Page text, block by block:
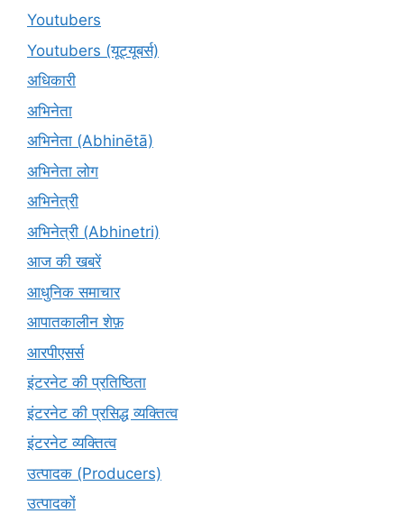
Youtubers
Youtubers (यूट्यूबर्स)
अधिकारी
अभिनेता
अभिनेता (Abhinētā)
अभिनेता लोग
अभिनेत्री
अभिनेत्री (Abhinetri)
आज की खबरें
आधुनिक समाचार
आपातकालीन शेफ़
आरपीएसर्स
इंटरनेट की प्रतिष्ठिता
इंटरनेट की प्रसिद्ध व्यक्तित्व
इंटरनेट व्यक्तित्व
उत्पादक (Producers)
उत्पादकों